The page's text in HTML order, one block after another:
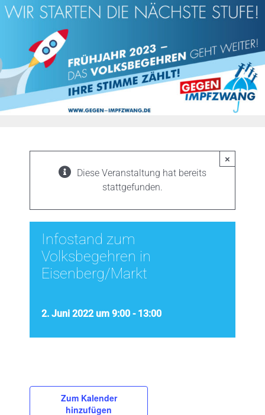
Zum
Inhalt
×
Diese Veranstaltung hat bereits
stattgefunden.
Infostand zum
Volksbegehren in
Eisenberg/Markt
2. Juni 2022 um 9:00 - 13:00
Zum Kalender
hinzufügen